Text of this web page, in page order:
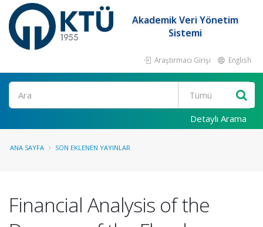
Akademik Veri Yönetim
Sistemi
Araştırmacı Girişi English
Ara
Detaylı Arama
ANA SAYFA SON EKLENEN YAYINLAR
Financial Analysis of the